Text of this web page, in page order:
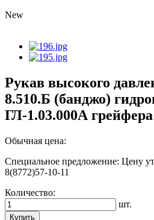
New
Рукав высокого
8.510.Б (банджо)
ГЛ-1.03.000А
Обычная цена:
Специальное предложение: Цену
8(8772)57-10-11
Количество:
шт.
Купить